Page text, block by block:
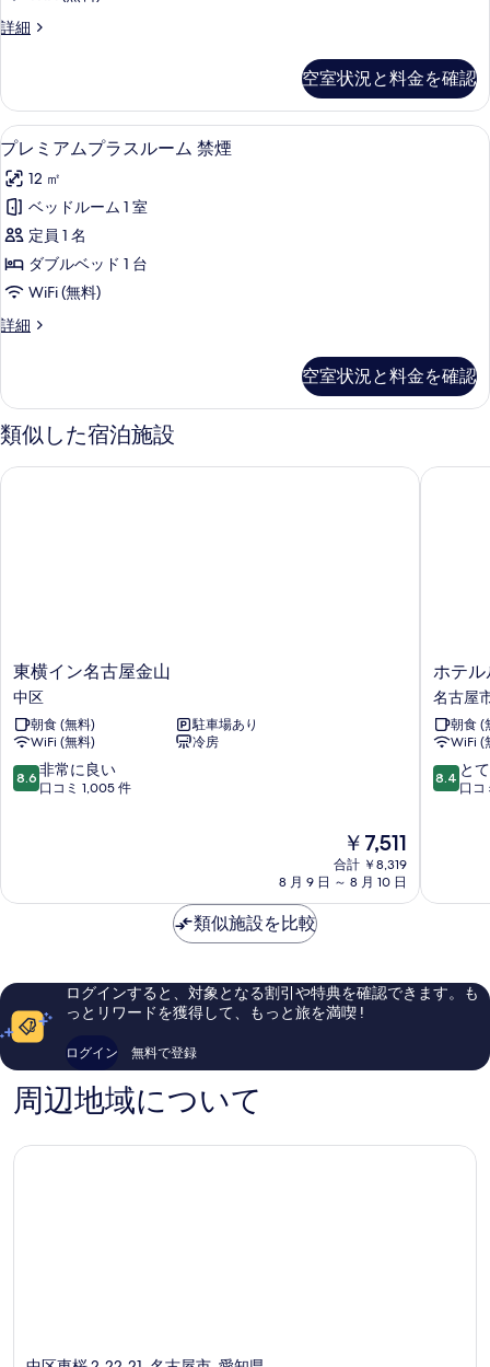
の
を
表
示
す
る
詳
細
ル
ム
禁
煙
の
す
べ
て
の
写
表
示
す
詳細
ジ
ダ
ブ
ル
ー
ム
禁
煙
の
詳
細
空室状況と料金を確認
プ
レ
ミ
ア
ム
プ
ス
ー
ム
禁
煙
真
を
表
示
す
デスク、アイロン / アイロン台、
14
プレミアムプラスルーム 禁煙
12 ㎡
ベッドルーム 1 室
定員 1 名
ダブルベッド 1 台
WiFi (無料)
詳細
プ
ム
プ
ラ
ル
空室状況と料金を確認
類似した宿泊施設
東
横
イ
ン
名
古
屋
東横イン名古屋金山
中区
朝食 (無料)
駐車場あり
WiFi (無料)
冷房
10
段
に
コ
1,005
件
の
口
ミ
8.6 非常に良い
口コミ 1,005 件
現
在
の
￥7,511
合計 ￥8,319
8 月 9 日 ～ 8 月 10 日
東横イン名古屋金山
ホ
テ
ル
ル
ー
ト
イ
名
中
心
ホテ
名古屋
朝食 (
WiFi (
10
段
も
コ
ミ
ミ
8.4 と
口コ
ホテル
類似施設を比較
ログインすると、対象となる割引や特典を確認できます。も
っとリワードを獲得して、もっと旅を満喫 !
ログイン 無料で登録
周辺地域について